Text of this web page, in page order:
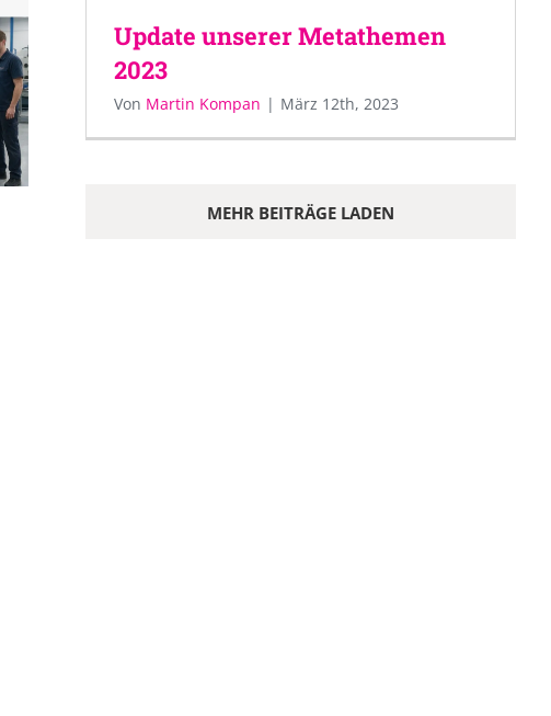
Update unserer Metathemen
2023
Von Martin Kompan | März 12th, 2023
MEHR BEITRÄGE LADEN